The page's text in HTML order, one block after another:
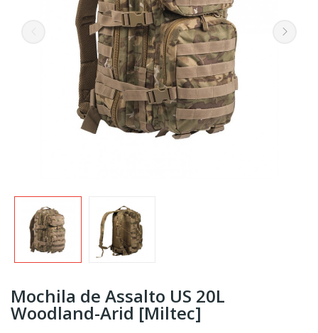
Mochila de Assalto US 20L
Woodland-Arid [Miltec]